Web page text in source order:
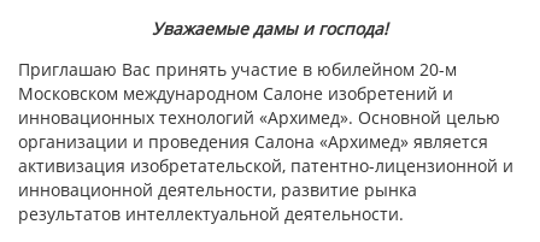
Уважаемые дамы и господа!
Приглашаю Вас принять участие в юбилейном 20-м
Московском международном Салоне изобретений и
инновационных технологий «Архимед». Основной целью
организации и проведения Салона «Архимед» является
активизация изобретательской, патентно-лицензионной и
инновационной деятельности, развитие рынка
результатов интеллектуальной деятельности.